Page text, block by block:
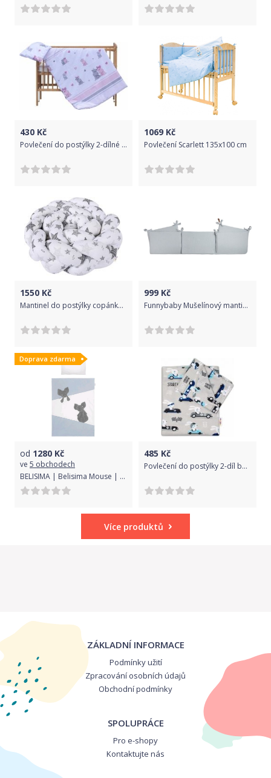
430 Kč
Povlečení do postýlky 2-dílné - PUPIS hrošíci s růžovou 120x90cm - Scarlett
1069 Kč
Povlečení Scarlett 135x100 cm
1550 Kč
Mantinel do postýlky copánkový - STARMIX bílý - 210cm
999 Kč
Funnybaby Mušelínový mantinel Dove Grey
Doprava zdarma
od 1280 Kč
ve 5 obchodech
BELISIMA | Belisima Mouse | 3-dílné ložní povlečení Belisima Mouse 100/135 modré | Modrá |
485 Kč
Povlečení do postýlky 2-díl bavlna - ZÁVODNÍ AUTA na šedém rozměr 135x100cm
Více produktů
ZÁKLADNÍ INFORMACE
Podmínky užití
Zpracování osobních údajů
Obchodní podmínky
SPOLUPRÁCE
Pro e-shopy
Kontaktujte nás